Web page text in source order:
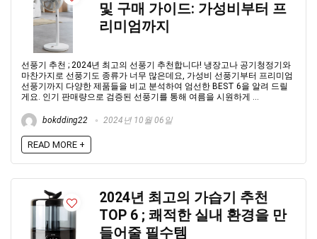
및 구매 가이드: 가성비부터 프
리미엄까지
선풍기 추천 ; 2024년 최고의 선풍기 추천합니다! 냉장고나 공기청정기와
마찬가지로 선풍기도 종류가 너무 많은데요, 가성비 선풍기부터 프리미엄
선풍기까지 다양한 제품들을 비교 분석하여 엄선한 BEST 6을 알려 드릴
게요. 인기 판매량으로 검증된 선풍기를 통해 여름을 시원하게 ...
bokdding22 2024년 10월 06일
READ MORE +
2024년 최고의 가습기 추천
TOP 6 ; 쾌적한 실내 환경을 만
들어줄 필수템